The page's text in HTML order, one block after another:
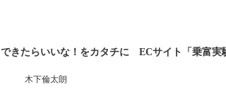
できたらいいな！をカタチに ECサイト「乗富実
木下倫太朗